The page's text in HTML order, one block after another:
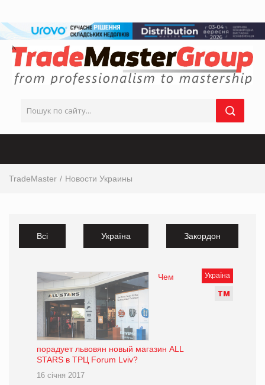
TradeMaster Новости Украины
Всі Україна Закордон
Україна
ТМ
Чем
порадует львовян новый магазин ALL
STARS в ТРЦ Forum Lviv?
16 січня 2017